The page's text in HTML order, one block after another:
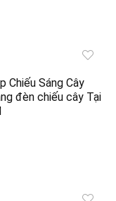
Chiếu Sáng Cây
đèn chiếu cây Tại